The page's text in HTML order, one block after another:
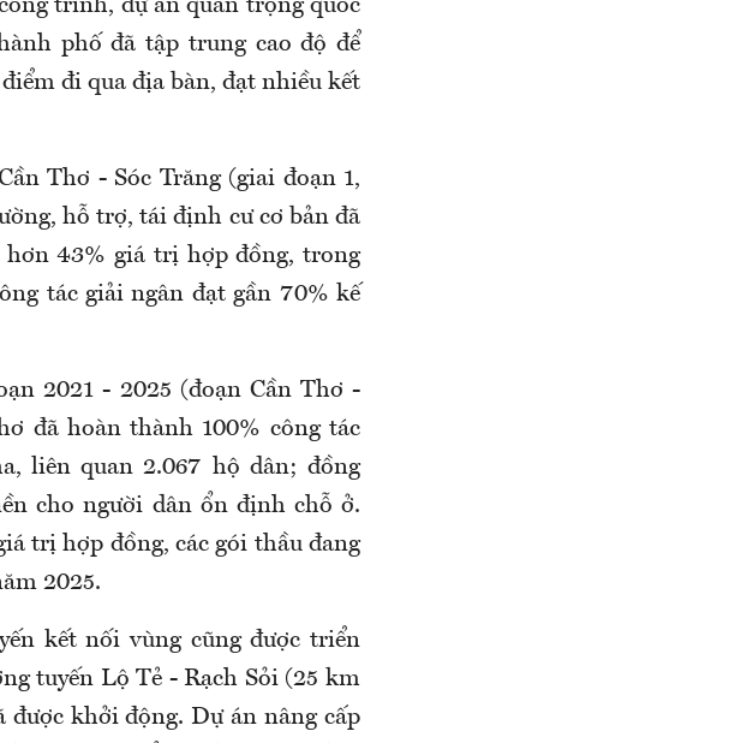
trình, dự án quan trọng quốc
phố đã tập trung cao độ để
đi qua địa bàn, đạt nhiều kết
Thơ - Sóc Trăng (giai đoạn 1,
hỗ trợ, tái định cư cơ bản đã
43% giá trị hợp đồng, trong
tác giải ngân đạt gần 70% kế
2021 - 2025 (đoạn Cần Thơ -
đã hoàn thành 100% công tác
liên quan 2.067 hộ dân; đồng
cho người dân ổn định chỗ ở.
trị hợp đồng, các gói thầu đang
2025.
kết nối vùng cũng được triển
tuyến Lộ Tẻ - Rạch Sỏi (25 km
khởi động. Dự án nâng cấp